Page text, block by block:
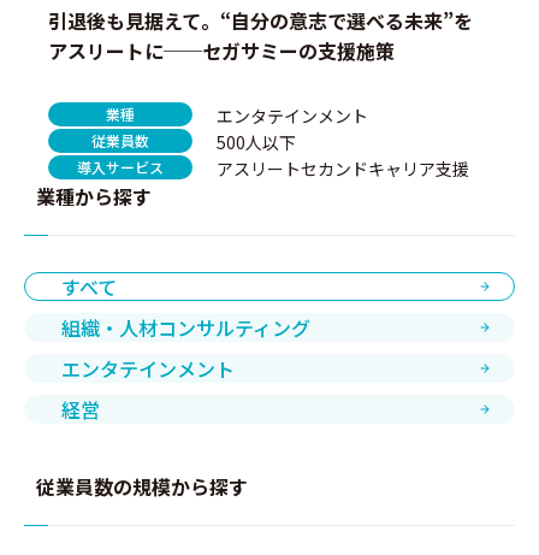
引退後も見据えて。“自分の意志で選べる未来”を
アスリートに──セガサミーの支援施策
業種 エンタテインメント
従業員数 500人以下
導入サービス アスリートセカンドキャリア支援
業種から探す
すべて
組織・人材コンサルティング
エンタテインメント
経営
従業員数の規模から探す